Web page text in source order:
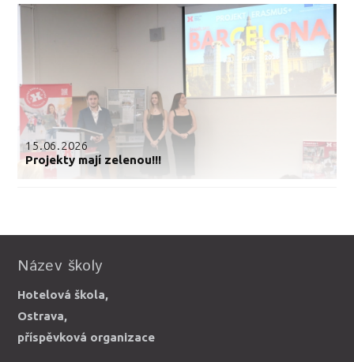
15.06.2026
Projekty mají zelenou!!!
Název školy
Hotelová škola,
Ostrava,
příspěvková organizace